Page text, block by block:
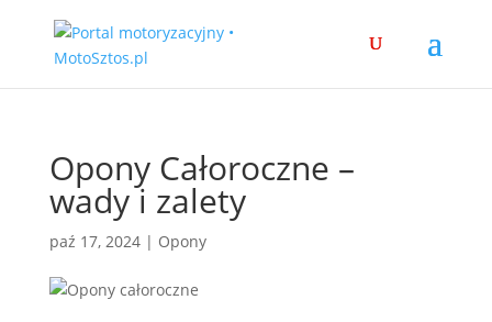
Opony Całoroczne –
wady i zalety
paź 17, 2024| Opony